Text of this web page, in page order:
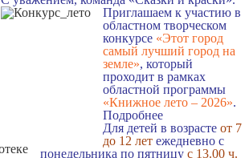
Приглашаем к участию в
областном творческом
конкурсе «Этот город
самый лучший город на
земле», который
проходит в рамках
областной программы
«Книжное лето – 2026».
Подробнее
Для детей в возрасте от 7
до 12 лет ежедневно с
понедельника по пятницу с 13.00 ч.